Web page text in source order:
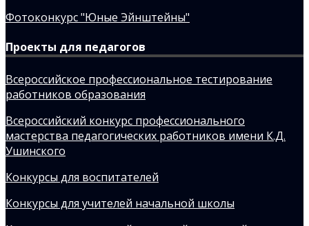
Фотоконкурс "Юные Эйнштейны"
Проекты для педагогов
Всероссийское профессиональное тестирование
работников образования
Всероссийский конкурс профессионального
мастерства педагогических работников имени К.Д.
Ушинского
Конкурсы для воспитателей
Конкурсы для учителей начальной школы